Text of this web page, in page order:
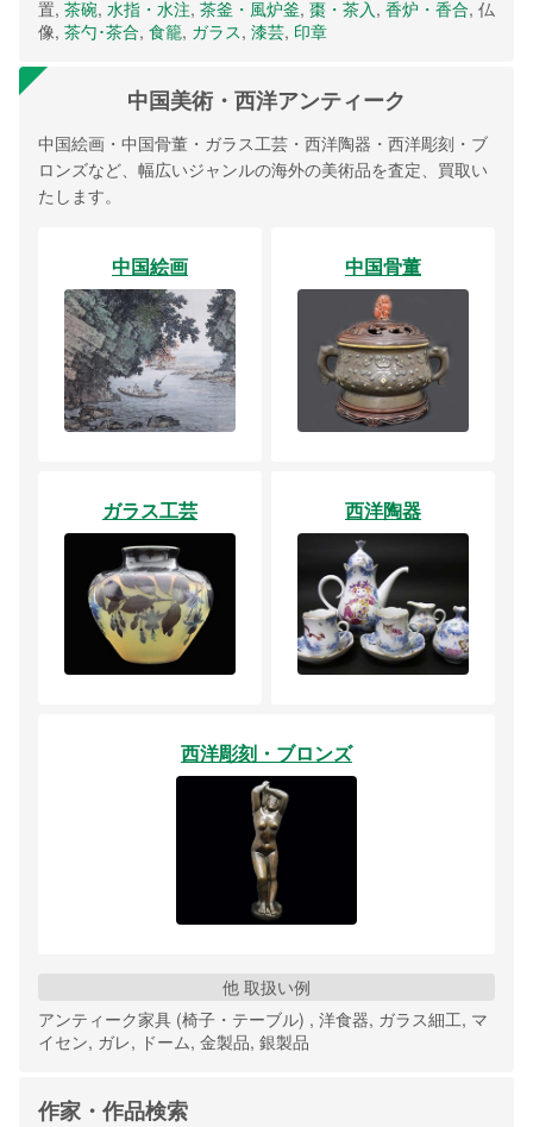
置, 茶碗, 水指・水注, 茶釜・風炉釜, 棗・茶入, 香炉・香合, 仏
像, 茶勺･茶合, 食籠, ガラス, 漆芸, 印章
中国美術・西洋アンティーク
中国絵画・中国骨董・ガラス工芸・西洋陶器・西洋彫刻・ブ
ロンズなど、幅広いジャンルの海外の美術品を査定、買取い
たします。
中国絵画 中国骨董
ガラス工芸 西洋陶器
西洋彫刻・ブロンズ
他 取扱い例
アンティーク家具 (椅子・テーブル) , 洋食器, ガラス細工, マ
イセン, ガレ, ドーム, 金製品, 銀製品
作家・作品検索